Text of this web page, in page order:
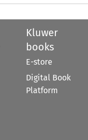
Kluwer
books
E-store
Digital Book
Platform